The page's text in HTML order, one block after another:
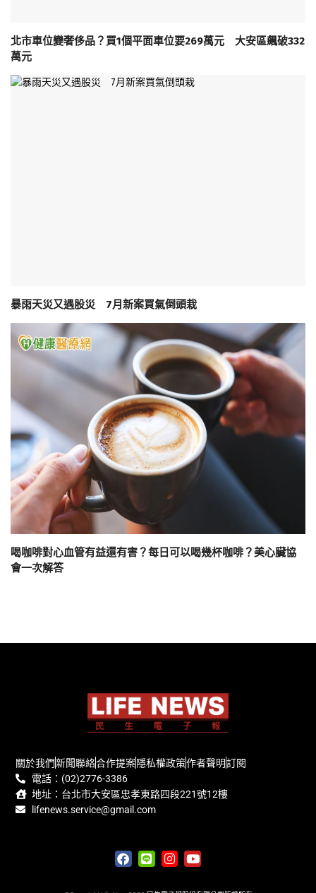
北市車位變奢侈品？買1個平面車位要269萬元 大安區飆破332
萬元
暴雨天災又遇股災 7月新案買氣倒頭栽
喝咖啡對心血管有益還有害？每日可以喝幾杯咖啡？美心臟協
會一次解答
關於我們新聞聯絡合作提案隱私權政策作者聲明訂閱
電話：(02)2776-3386
地址：台北市大安區忠孝東路四段221號12樓
lifenews.service@gmail.com